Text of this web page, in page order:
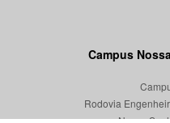
Campus
Rodovia
Nossa